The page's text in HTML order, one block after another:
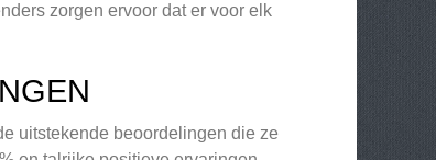
zorgen ervoor dat er voor elk
uitstekende beoordelingen die ze